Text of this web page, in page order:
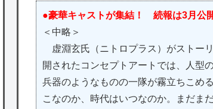
●豪華キャストが集結！ 続報は3月公
＜中略＞
虚淵玄氏（ニトロプラス）がストー
開されたコンセプトアートでは、人型
兵器のようなものの一隊が霧立ちこめ
こなのか、時代はいつなのか。まだま